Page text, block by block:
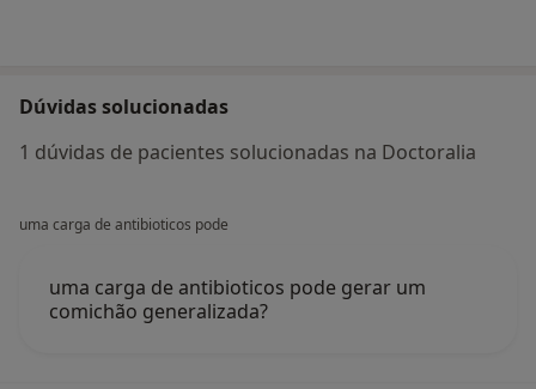
Dúvidas solucionadas
1 dúvidas de pacientes solucionadas na Doctoralia
uma carga de antibioticos pode
uma carga de antibioticos pode gerar um
comichão generalizada?